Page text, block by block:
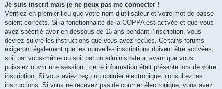
Je suis inscrit mais je ne peux pas me connecter !
Vérifiez en premier lieu que votre nom d’utilisateur et votre mot de passe
soient corrects. Si la fonctionnalité de la COPPA est activée et que vous
avez spécifié avoir en dessous de 13 ans pendant l’inscription, vous
devrez suivre les instructions que vous avez reçues. Certains forums
exigeront également que les nouvelles inscriptions doivent être activées,
soit par vous-même ou soit par un administrateur, avant que vous
puissiez ouvrir une session ; cette information était présente lors de votre
inscription. Si vous aviez reçu un courrier électronique, consultez les
instructions. Si vous ne recevez pas de courrier électronique, vous avez